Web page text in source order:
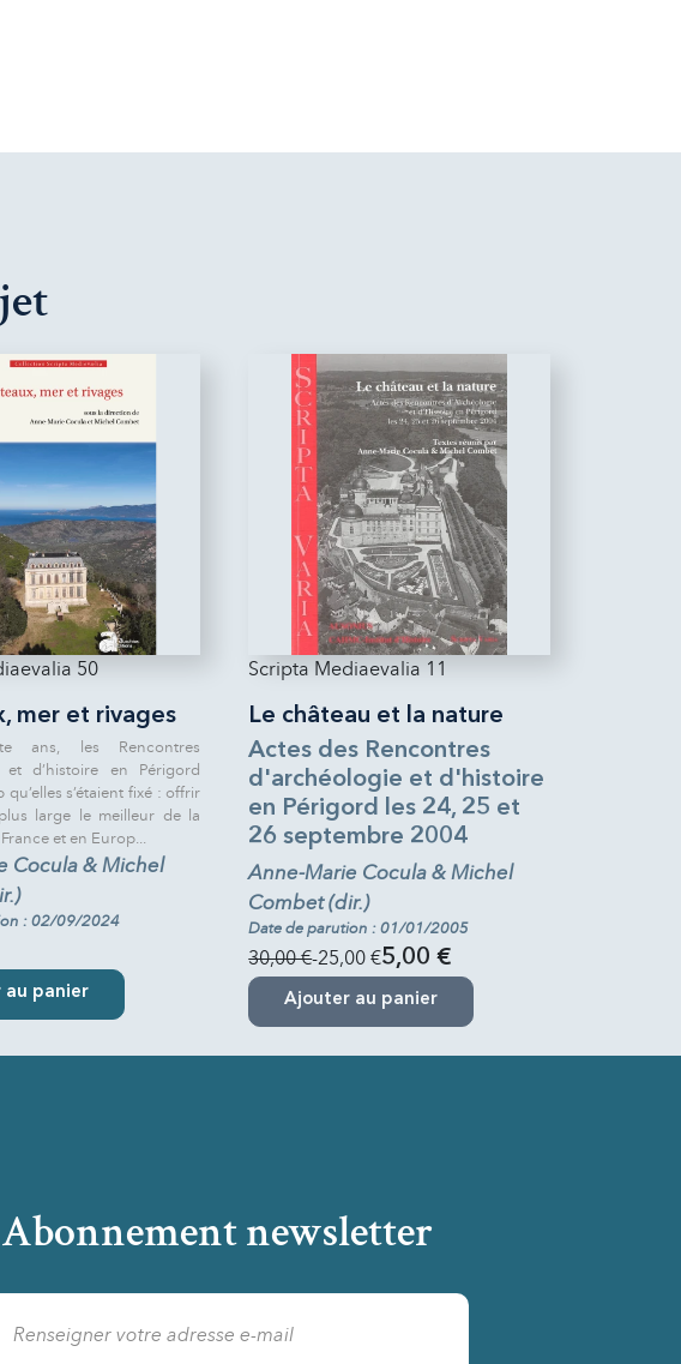
50
mer et rivages
ans, les Rencontres
et d’histoire en Périgord
s’étaient fixé : offrir
large le meilleur de la
et en Europ...
Cocula & Michel
: 02/09/2024
au panier
Scripta Mediaevalia 11
Le château et la nature
Actes des Rencontres
d'archéologie et d'histoire
en Périgord les 24, 25 et
26 septembre 2004
Anne-Marie Cocula & Michel
Combet (dir.)
Date de parution : 01/01/2005
30,00 €-25,00 €5,00 €
Ajouter au panier
Abonnement newsletter